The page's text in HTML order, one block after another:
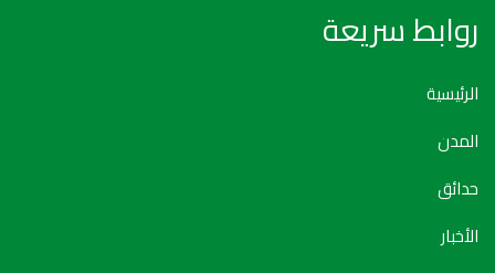
روابط سريعة
الرئيسية
المدن
حدائق
الأخبار